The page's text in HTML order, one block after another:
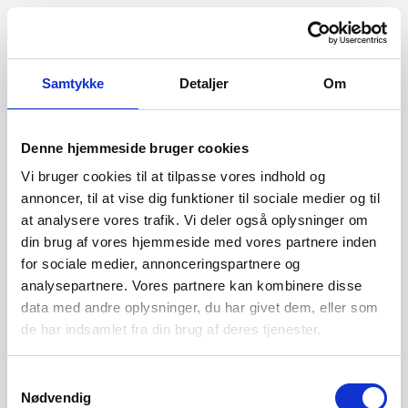
Samtykke Detaljer Om
Denne hjemmeside bruger cookies
Vi bruger cookies til at tilpasse vores indhold og
annoncer, til at vise dig funktioner til sociale medier og til
at analysere vores trafik. Vi deler også oplysninger om
din brug af vores hjemmeside med vores partnere inden
for sociale medier, annonceringspartnere og
analysepartnere. Vores partnere kan kombinere disse
data med andre oplysninger, du har givet dem, eller som
de har indsamlet fra din brug af deres tjenester.
Nødvendig
404